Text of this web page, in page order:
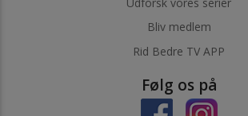
Bliv medlem
Rid Bedre TV APP
Følg os på